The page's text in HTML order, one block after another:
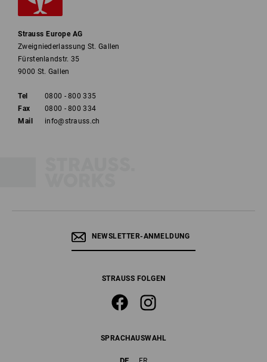
Strauss Europe AG
Zweigniederlassung St. Gallen
Fürstenlandstr. 35
9000 St. Gallen
Tel
0800 - 800 335
Fax
0800 - 800 334
Mail
info@strauss.ch
NEWSLETTER-ANMELDUNG
STRAUSS FOLGEN
SPRACHAUSWAHL